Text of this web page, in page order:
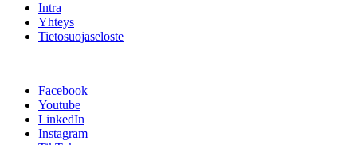
Intra
Yhteys
Tietosuojaseloste
Facebook
Youtube
LinkedIn
Instagram